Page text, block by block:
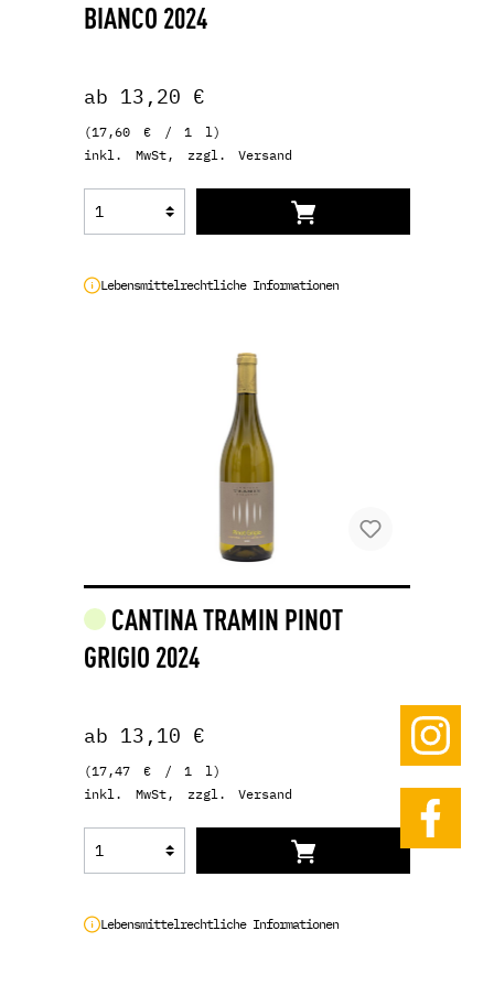
BIANCO 2024
ab 13,20 €
(17,60 € / 1 l)
inkl. MwSt, zzgl. Versand
Lebensmittelrechtliche Informationen
CANTINA TRAMIN PINOT
GRIGIO 2024
ab 13,10 €
(17,47 € / 1 l)
inkl. MwSt, zzgl. Versand
Lebensmittelrechtliche Informationen